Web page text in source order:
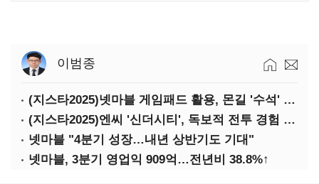
이범종
(지스타2025)넷마블 게임패드 활용, 몬길 '수석' 7대죄 '차석'
(지스타2025)엔씨 '신더시티', 독보적 전투 경험 필요
넷마블 "4분기 성장…내년 상반기도 기대"
넷마블, 3분기 영업익 909억…전년비 38.8%↑